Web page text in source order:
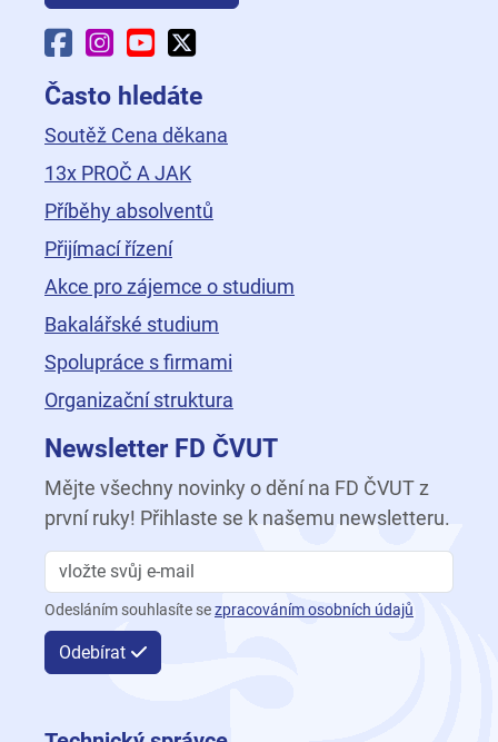
Facebook Fakulty dopravní
Instagram Fakulty dopravní
YouTube Fakulty dopravní
Často hledáte
Soutěž Cena děkana
13x PROČ A JAK
Příběhy absolventů
Přijímací řízení
Akce pro zájemce o studium
Bakalářské studium
Spolupráce s firmami
Organizační struktura
Newsletter FD ČVUT
Mějte všechny novinky o dění na FD ČVUT z
první ruky! Přihlaste se k našemu newsletteru.
Odesláním souhlasíte sezpracováním osobních údajů
Odebírat